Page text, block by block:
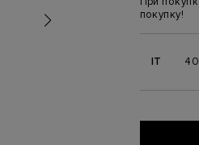
покупку!
IT 40